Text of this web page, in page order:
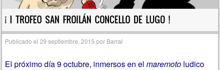
¡ I TROFEO SAN FROILÁN CONCELLO DE LUGO !
Publicado el29 septiembre, 2015 por Barral
El próximo día 9 octubre, inmersos en el maremoto ludico